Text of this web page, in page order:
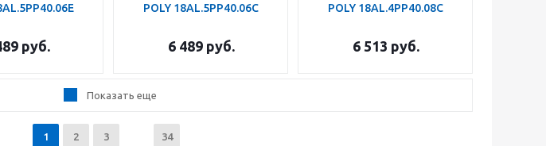
руб.
POLY 18AL.5PP40.06C
6 489руб.
POLY 18AL.4PP40.08C
6 513 руб.
Показать еще
1 2 3 34